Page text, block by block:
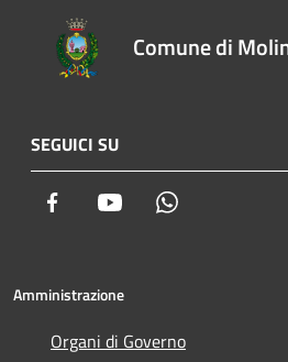
Comune di
SEGUICI SU
Facebook Youtube
Amministrazione
Organi di Governo